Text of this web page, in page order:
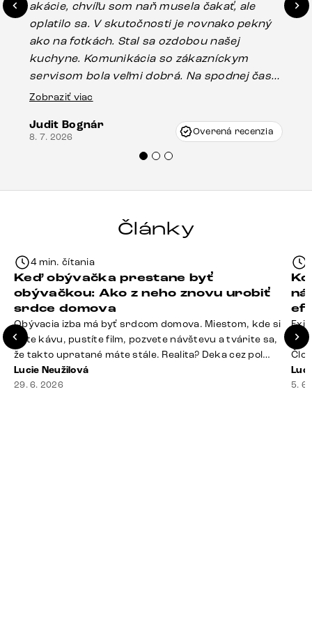
akácie, chvíľu som naň musela čakať, ale
oplatilo sa. V skutočnosti je rovnako pekný
ako na fotkách. Stal sa ozdobou našej
kuchyne. Komunikácia so zákazníckym
servisom bola veľmi dobrá. Na spodnej časti
stola bolo malé poškodenie, pravdepodobne
Vincze pri riešení mojej záležitosti pristúpili
veľmi korektne. Odporúčam produkty Delife
Zobraziť viac
Judit Bognár
8. 7. 2026 Overená recenzia
Články
4 min. čítania
Keď obývačka prestane byť
obývačkou: Ako z neho znovu urobiť
srdce domova
Obývacia izba má byť srdcom domova. Miestom, kde si
dáte kávu, pustíte film, pozvete návštevu a tvárite sa,
že takto upratané máte stále. Realita? Deka cez pol
sedačky, ovládač záhadne zmizol, konferenčný stolík
slúži ako odkladisko všetkého od účteniek po balzam
Lucie Neužilová
29. 6. 2026
si
5.